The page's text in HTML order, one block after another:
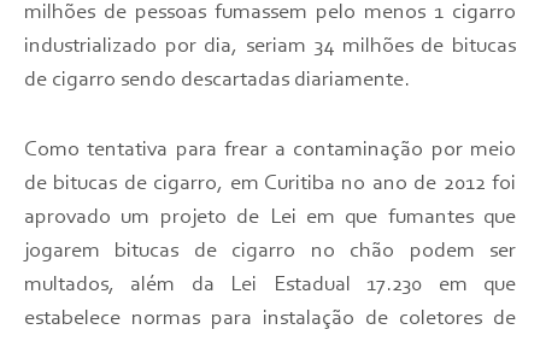
milhões de pessoas fumassem pelo menos 1 cigarro
industrializado por dia, seriam 34 milhões de bitucas
de cigarro sendo descartadas diariamente.
Como tentativa para frear a contaminação por meio
de bitucas de cigarro, em Curitiba no ano de 2012 foi
aprovado um projeto de Lei em que fumantes que
jogarem bitucas de cigarro no chão podem ser
multados, além da Lei Estadual 17.230 em que
estabelece normas para instalação de coletores de